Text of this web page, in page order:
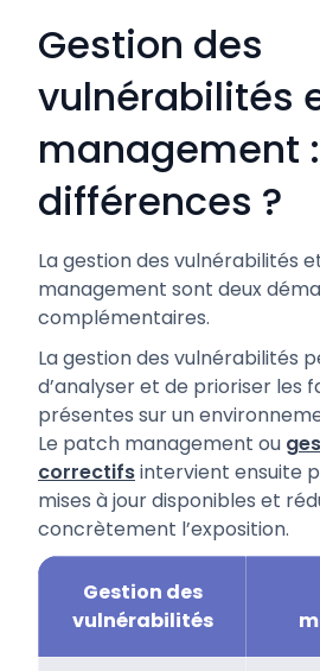
Gestion des
vulnérabilités
management
différences ?
La gestion des vulnérabilités
management sont deux
complémentaires.
La gestion des vulnérabilités
d’analyser et de prioriser les
présentes sur un
Le patch management ou
correctifsintervient ensuite
mises à jour disponibles et
concrètement l’exposition.
Gestion des
vulnérabilités